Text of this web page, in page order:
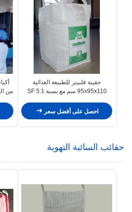
حقيبة فلبينز للطبيعة الغذائية
95x95x110 سم مع نسبة 5:1 SF
احصل على أفضل سعر
حقائب السائبة التهوية